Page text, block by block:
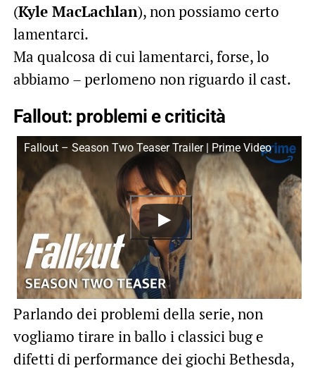
(Kyle MacLachlan), non possiamo certo
lamentarci.
Ma qualcosa di cui lamentarci, forse, lo
abbiamo – perlomeno non riguardo il cast.
Fallout: problemi e criticità
Fallout – Season Two Teaser Trailer | Prime Video
Parlando dei problemi della serie, non
vogliamo tirare in ballo i classici bug e
difetti di performance dei giochi Bethesda,